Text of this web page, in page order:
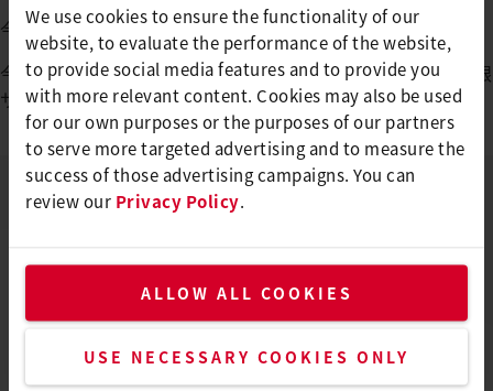
We use cookies to ensure the functionality of our
website, to evaluate the performance of the website,
to provide social media features and to provide you
with more relevant content. Cookies may also be used
for our own purposes or the purposes of our partners
to serve more targeted advertising and to measure the
success of those advertising campaigns. You can
review our Privacy Policy.
ALLOW ALL COOKIES
USE NECESSARY COOKIES ONLY
今すぐLQSルーフィングで始める
今すぐ特別キャンペーンを利用して、今後18か月間、LQS屋根
サービスを無料でお試しください。